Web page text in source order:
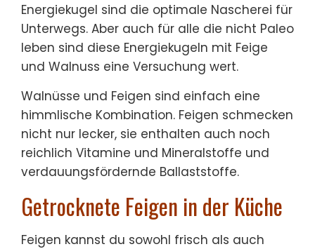
Energiekugel sind die optimale Nascherei für
Unterwegs. Aber auch für alle die nicht Paleo
leben sind diese Energiekugeln mit Feige
und Walnuss eine Versuchung wert.
Walnüsse und Feigen sind einfach eine
himmlische Kombination. Feigen schmecken
nicht nur lecker, sie enthalten auch noch
reichlich Vitamine und Mineralstoffe und
verdauungsfördernde Ballaststoffe.
Getrocknete Feigen in der Küche
Feigen kannst du sowohl frisch als auch